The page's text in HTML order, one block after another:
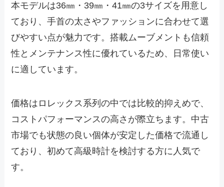
本モデルは36㎜・39㎜・41㎜の3サイズを用意し
ており、手首の太さやファッションに合わせて選
びやすい点が魅力です。搭載ムーブメントも信頼
性とメンテナンス性に優れているため、日常使い
に適しています。
価格はロレックス系列の中では比較的抑えめで、
コストパフォーマンスの高さが際立ちます。中古
市場でも状態の良い個体が安定した価格で流通し
ており、初めて高級時計を検討する方に人気で
す。